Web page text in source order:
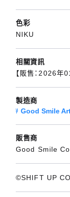
色彩
NIKU
相關資訊
【販售：2026年
製造商
Good Smile
販售商
Good Smile
©SHIFT UP